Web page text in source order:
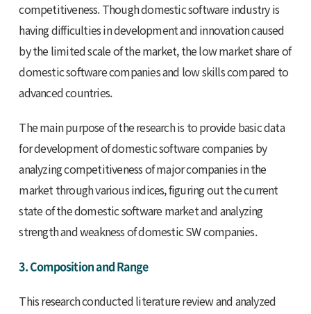
competitiveness. Though domestic software industry is
having difficulties in development and innovation caused
by the limited scale of the market, the low market share of
domestic software companies and low skills compared to
advanced countries.
The main purpose of the research is to provide basic data
for development of domestic software companies by
analyzing competitiveness of major companies in the
market through various indices, figuring out the current
state of the domestic software market and analyzing
strength and weakness of domestic SW companies.
3. Composition and Range
This research conducted literature review and analyzed